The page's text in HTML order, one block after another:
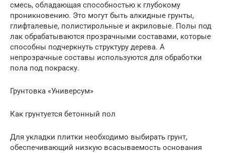
смесь, обладающая способностью к глубокому
проникновению. Это могут быть алкидные грунты,
глифталевые, полистирольные и акриловые. Полы под
лак обрабатываются прозрачными составами, которые
способны подчеркнуть структуру дерева. А
непрозрачные составы используются для обработки
пола под покраску.
Грунтовка «Универсум»
Как грунтуется бетонный пол
Для укладки плитки необходимо выбирать грунт,
обеспечивающий низкую всасываемость основания